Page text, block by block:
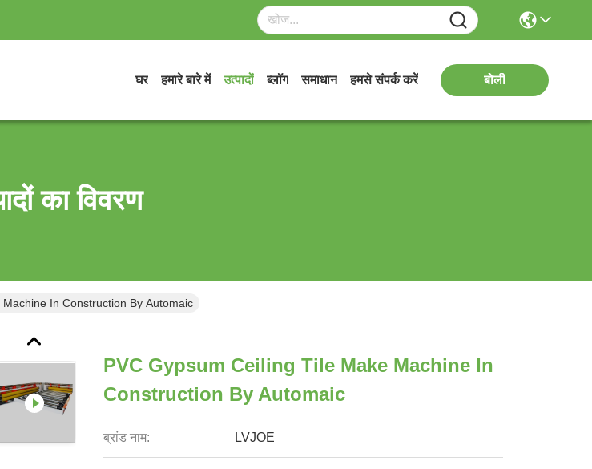
घर हमारे बारे में उत्पादों ब्लॉग समाधान हमसे संपर्क करें बोली
का विवरण
In Construction By Automaic
PVC Gypsum Ceiling Tile Make Machine In
Construction By Automaic
ब्रांड नाम: LVJOE